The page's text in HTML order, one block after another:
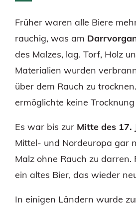
Früher waren alle Biere
rauchig, was am
des Malzes, lag. Torf, Holz
Materialien wurden
über dem Rauch zu
ermöglichte keine
Es war bis zur Mitte des 17.
Mittel- und Nordeuropa gar
Malz ohne Rauch zu darren.
ein altes Bier, das wieder
In einigen Ländern wurde